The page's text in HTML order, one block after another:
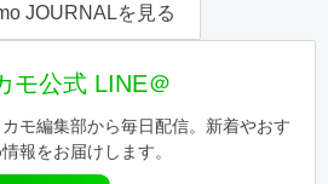
JOURNALを見る
モ公式 LINE＠
モ編集部から毎日配信。新着やおす
報をお届けします。